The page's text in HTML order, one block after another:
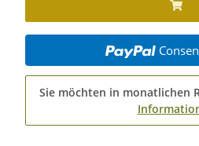
Sie möchten in monatlichen